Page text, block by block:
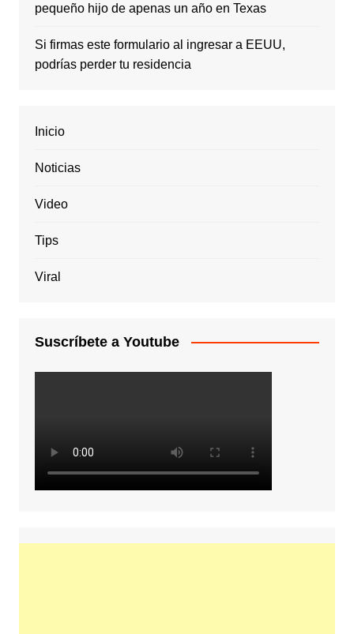
pequeño hijo de apenas un año en Texas
Si firmas este formulario al ingresar a EEUU,
podrías perder tu residencia
Inicio
Noticias
Video
Tips
Viral
Suscríbete a Youtube